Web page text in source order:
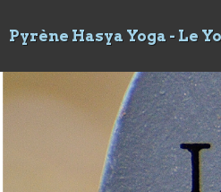
Pyrène Hasya Yoga - Le